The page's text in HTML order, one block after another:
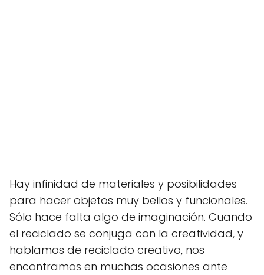
Hay infinidad de materiales y posibilidades
para hacer objetos muy bellos y funcionales.
Sólo hace falta algo de imaginación. Cuando
el reciclado se conjuga con la creatividad, y
hablamos de reciclado creativo, nos
encontramos en muchas ocasiones ante